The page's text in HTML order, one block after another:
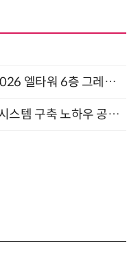
Next AI & Big Data Summit 2026 엘타워 6층 그레이스홀 개최 (9/18)
"AI 핀옵스 시스템과 토큰 관리시스템 구축 노하우 공개" 잠실 한국광고문화회관 2층 대회의실 (8/21)